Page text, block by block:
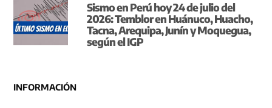
Sismo en Perú hoy 24 de julio del
2026: Temblor en Huánuco, Huacho,
Tacna, Arequipa, Junín y Moquegua,
según el IGP
INFORMACIÓN